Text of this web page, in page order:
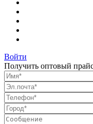
Войти
Получить оптовый